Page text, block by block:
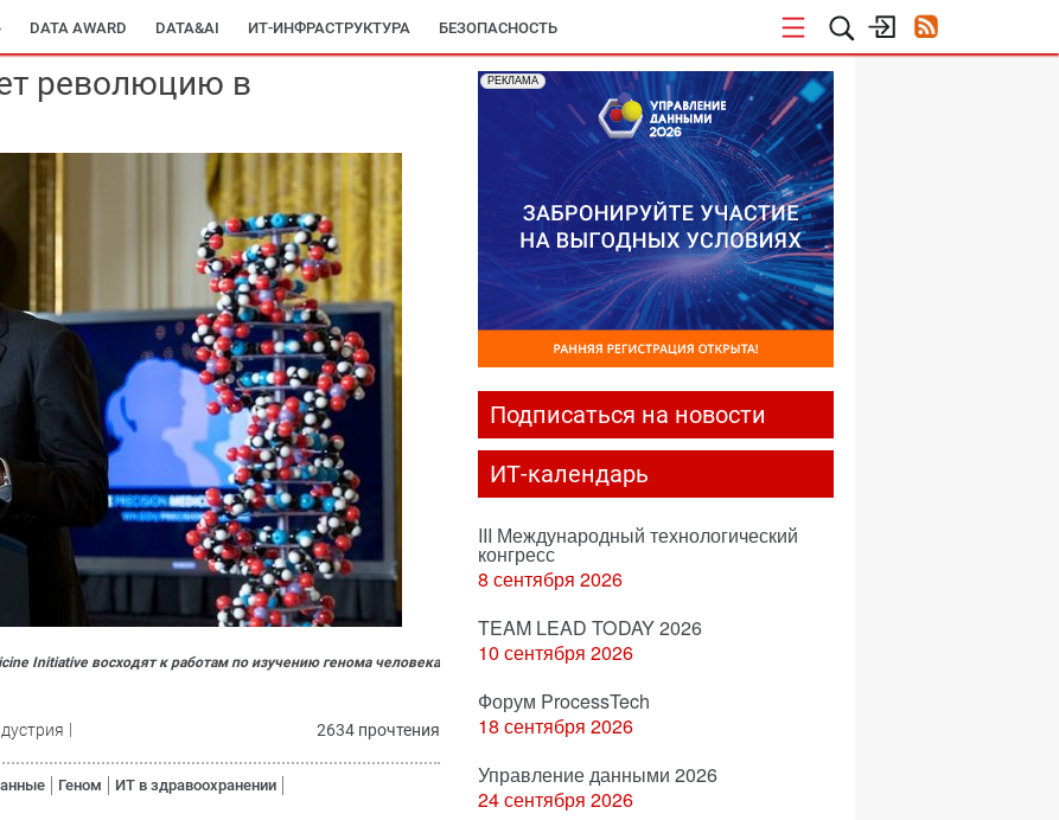
DATA AWARD DATA&AI ИТ-ИНФРАСТРУКТУРА БЕЗОПАСНОСТЬ
революцию в
Initiative восходят к работам по изучению генома человека
2634 прочтения
Геном
ИТ в здравоохранении
РЕКЛАМА
Подписаться на новости
ИТ-календарь
III Международный технологический
конгресс
8 сентября 2026
TEAM LEAD TODAY 2026
10 сентября 2026
Форум ProcessTech
18 сентября 2026
Управление данными 2026
24 сентября 2026